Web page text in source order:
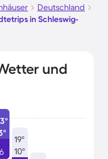
Deutschland
in Schleswig-
und
6
19°
10°